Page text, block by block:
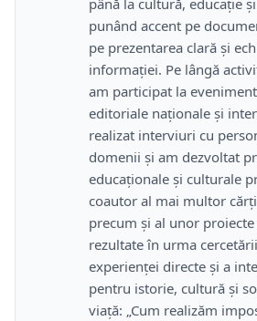
până la cultură, educație
punând accent pe
pe prezentarea clară și
informației. Pe lângă
am participat la
editoriale naționale și
realizat interviuri cu
domenii și am dezvoltat
educaționale și culturale
coautor al mai multor
precum și al unor
rezultate în urma
experienței directe și a
pentru istorie, cultură și
viață: „Cum realizăm